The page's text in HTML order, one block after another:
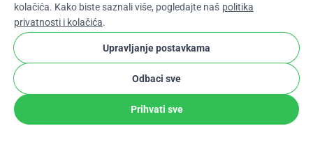
★★★★★4,9 / 5 na temelju 500+ recenzija
WhyDonatePrivatnost i kolačići
Uvjeti i odredbe
stripe checkProvjereni Partner
kolačića. Kako biste saznali više, pogledajte naš politika
privatnosti i kolačića.
Upravljanje postavkama
Odbaci sve
Prihvati sve